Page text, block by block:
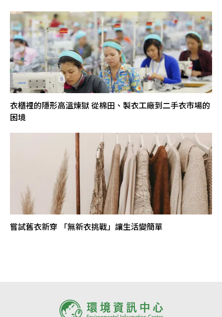
衣櫃裡的隱形高溫煉獄 從棉田、製衣工廠到二手衣市場的
困境
嘗試舊衣新穿 「無新衣挑戰」讓生活變簡單